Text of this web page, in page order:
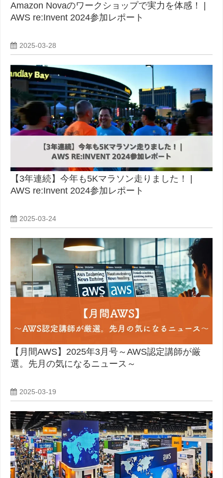
Amazon Novaのワークショップで実力を体感！ |
AWS re:Invent 2024参加レポート
2025-03-28
【3年連続】今年も5Kマラソン走りました！ |
AWS re:Invent 2024参加レポート
2025-03-24
【月間AWS】2025年3月号～AWS認定講師が厳
選。先月の気になるニュース～
2025-03-19